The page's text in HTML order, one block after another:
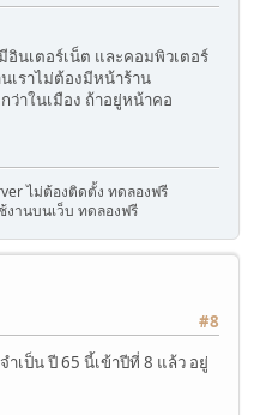
นเตอร์เน็ต และคอมพิวเตอร์
เราไม่ต้องมีหน้าร้าน
ว่าในเมือง ถ้าอยู่หน้าคอ
ไม่ต้องติดตั้ง ทดลองฟรี
งานบนเว็บ ทดลองฟรี
#8
ำเป็น ปี 65 นี้เข้าปีที่ 8 แล้ว อยู่